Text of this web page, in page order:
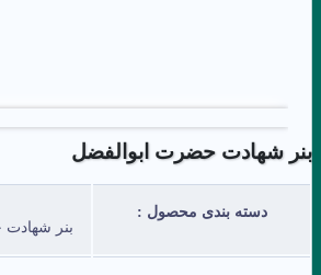
بنر شهادت حضرت ابوالفضل
دسته بندی محصول :
بنر شهادت